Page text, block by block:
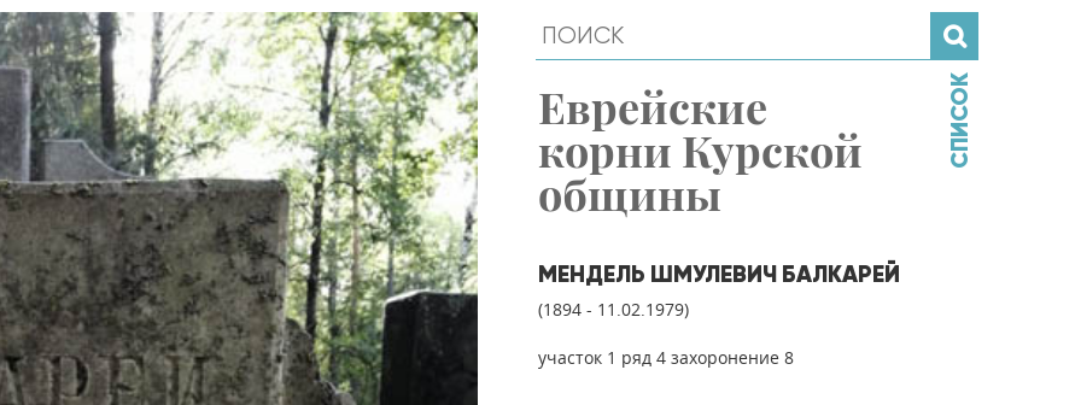
Еврейские
корни Курской
общины
МЕНДЕЛЬ ШМУЛЕВИЧ БАЛКАРЕЙ
(1894 - 11.02.1979)
участок 1 ряд 4 захоронение 8
СПИСОК